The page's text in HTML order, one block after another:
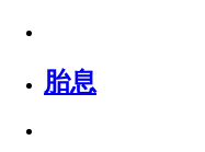
胎息